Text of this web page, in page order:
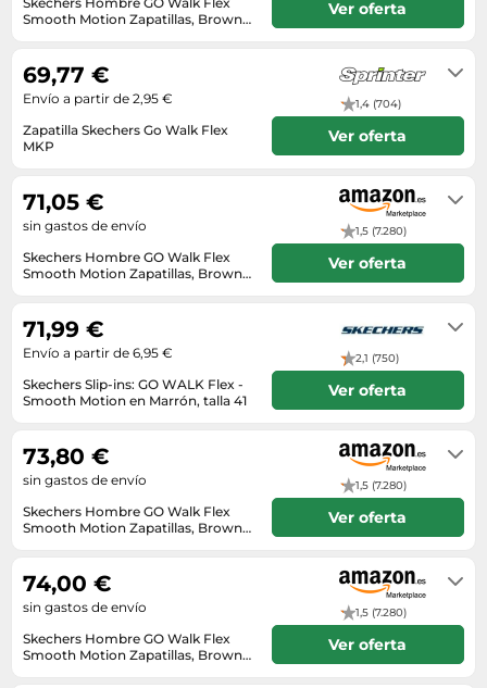
Ropa deportiva y outdoor
Zapatillas de tenis
Zapatillas deportivas
Perfumes de mujer
Perfumes unisex
Placer y anticoncepción
Productos de higiene corporal
Protectores solares
Sets de belleza
Tensiómetros
Tratamientos faciales
Microondas
Monitores y pantallas ordenador
Máquinas de afeitar
Ordenadores portátiles
Placas de cocina
Radios
Sonido y alta fidelidad
Tablets
Televisores
Playmobil
Relojes
Sneakers
Tejer y crochet
Zapatillas de atletismo
Zapatos
Zapatos de invierno
Zapatos mujer
Smooth Motion Zapatillas, Brown
Ver oferta
Zapatilla Skechers Go Walk Flex
MKP
1,4 (704)
69,77 €
Envío a partir de 2,95 €
Ver oferta
Skechers Hombre GO Walk Flex
Smooth Motion Zapatillas, Brown
1,5 (7.280)
71,05 €
sin gastos de envío
Ver oferta
Skechers Slip-ins: GO WALK Flex -
Smooth Motion en Marrón, talla 41
2,1 (750)
71,99 €
Envío a partir de 6,95 €
Ver oferta
Skechers Hombre GO Walk Flex
Smooth Motion Zapatillas, Brown
1,5 (7.280)
73,80 €
sin gastos de envío
Ver oferta
Skechers Hombre GO Walk Flex
Smooth Motion Zapatillas, Brown
1,5 (7.280)
74,00 €
sin gastos de envío
Ver oferta